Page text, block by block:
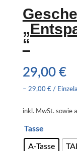
“
29,00 €
– 29,00 €/
inkl. MwSt. sowie
Tasse
A-Tasse